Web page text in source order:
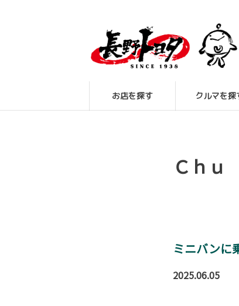
お店を探す クルマを探
Ｃｈｕ
ミニバンに
2025.06.05